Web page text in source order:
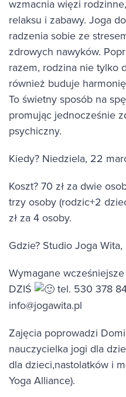
wzmacnia więzi
relaksu i zabawy. Joga
radzenia sobie ze
zdrowych nawyków.
razem, rodzina nie tylko
również buduje
To świetny sposób na
promując jednocześnie
psychiczny.
Kiedy? Niedziela, 22
Koszt? 70 zł za dwie
trzy osoby (rodzic+2
zł za 4 osoby.
Gdzie? Studio Joga
Wymagane
DZIŚ
tel. 530 378
info@jogawita.pl
Zajęcia poprowadzi
nauczycielka jogi dla
dla dzieci,nastolatków i
Yoga Alliance).